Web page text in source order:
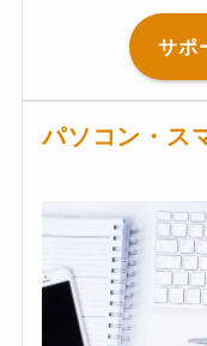
サポ
パソコン・ス